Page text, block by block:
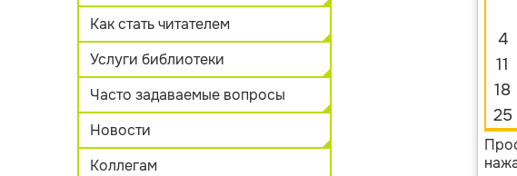
Как стать читателем
Услуги библиотеки
Часто задаваемые вопросы
Новости
Коллегам
4
11
18
25